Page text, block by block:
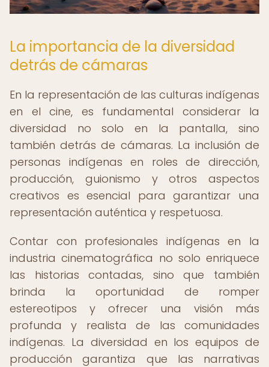
La importancia de la diversidad
detrás de cámaras
En la representación de las culturas indígenas
en el cine, es fundamental considerar la
diversidad no solo en la pantalla, sino
también detrás de cámaras. La inclusión de
personas indígenas en roles de dirección,
producción, guionismo y otros aspectos
creativos es esencial para garantizar una
representación auténtica y respetuosa.
Contar con profesionales indígenas en la
industria cinematográfica no solo enriquece
las historias contadas, sino que también
brinda la oportunidad de romper
estereotipos y ofrecer una visión más
profunda y realista de las comunidades
indígenas. La diversidad en los equipos de
producción garantiza que las narrativas